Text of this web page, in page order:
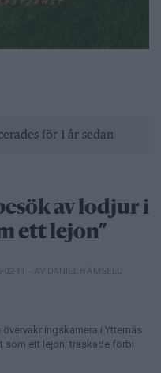
för 1 år sedan
av lodjur i
ett lejon”
02-11 – AV DANIEL RÄMSELL
i Ytternäs
som ett lejon, traskade förbi